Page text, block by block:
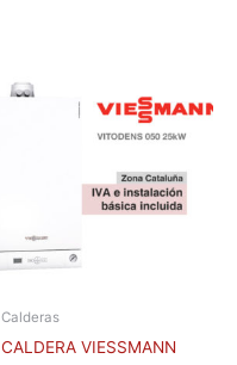
Calderas
CALDERA VIESSMANN